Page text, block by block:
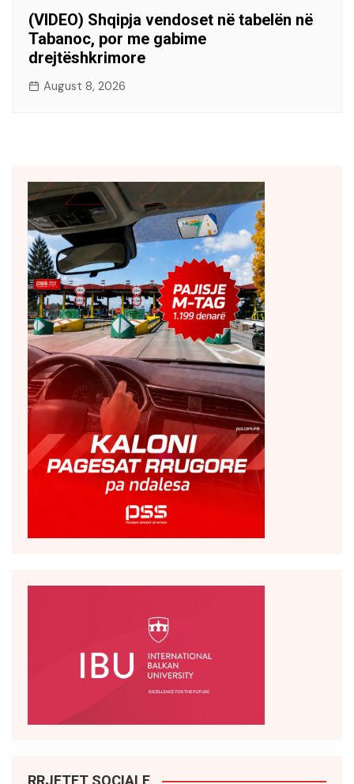
(VIDEO) Shqipja vendoset në tabelën në
Tabanoc, por me gabime
drejtëshkrimore
August 8, 2026
RRJETET SOCIALE